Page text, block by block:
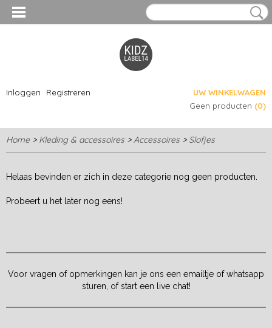
Inloggen Registreren
UW WINKELWAGEN
Geen producten (0)
Home> Kleding & accessoires >Accessoires > Slofjes
Helaas bevinden er zich in deze categorie nog geen producten.
Probeert u het later nog eens!
Voor vragen of opmerkingen kan je ons een emailtje of whatsapp
sturen, of start een live chat!